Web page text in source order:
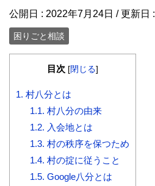
公開日 : 2022年7月24日 / 更新日 :
困りごと相談
目次 [閉じる]
1. 村八分とは
1.1. 村八分の由来
1.2. 入会地とは
1.3. 村の秩序を保つため
1.4. 村の掟に従うこと
1.5. Google八分とは